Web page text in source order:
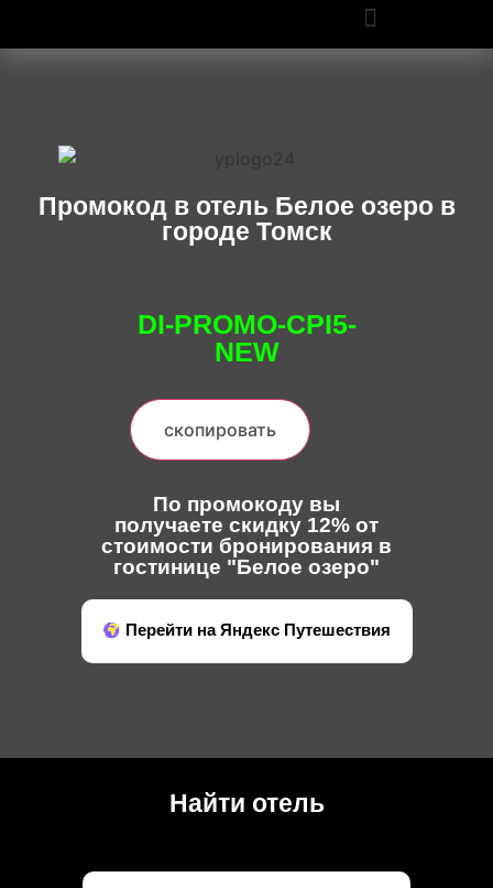
Промокод в отель Белое озеро в
городе Томск
DI-PROMO-CPI5-
NEW
скопировать
По промокоду вы
получаете скидку 12% от
стоимости бронирования в
гостинице "Белое озеро"
Перейти на Яндекс Путешествия
Найти отель